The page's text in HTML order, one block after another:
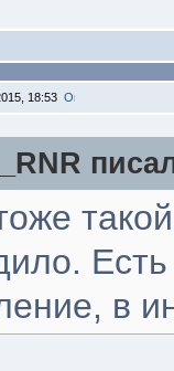
18:53
в